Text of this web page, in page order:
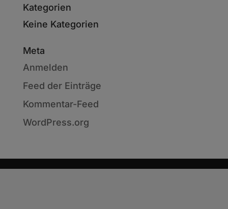
Kategorien
Keine Kategorien
Meta
Anmelden
Feed der Einträge
Kommentar-Feed
WordPress.org